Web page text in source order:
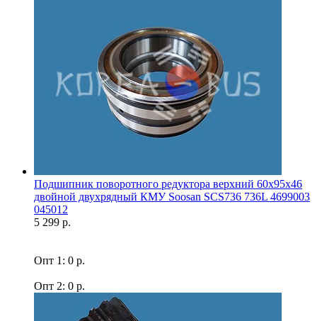
Подшипник поворотного редуктора верхний 60x95x46
двойной двухрядный КМУ Soosan SCS736 736L 4699003
045012
5 299 р.
Опт 1: 0 р.
Опт 2: 0 р.